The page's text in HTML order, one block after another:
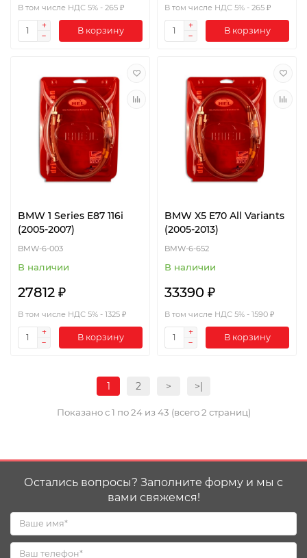
В том числе НДС 5% - 265 ₽
В корзину
В том числе НДС 5% - 265 ₽
В корзину
BMW 1 Series E87 116i
(2005-2007)
BMW-6-003
В наличии
27812 ₽
В том числе НДС 5% - 1325 ₽
В корзину
BMW X5 E70 All Variants
(2005-2013)
BMW-6-652
В наличии
33390 ₽
В том числе НДС 5% - 1590 ₽
В корзину
1 2 > >|
Показано с 1 по 24 из 43 (всего 2 страниц)
Остались вопросы? Заполните форму и мы с
вами свяжемся!